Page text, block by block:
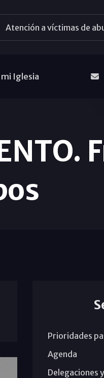
Atención a víctimas de
mi Iglesia
Prioridades
Agenda
Delegaciones